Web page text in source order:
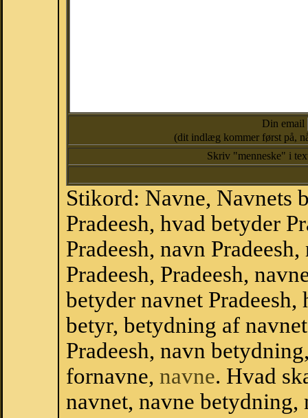
Din email
(dit indlæg kommer først på,
Skriv "menneske" i
Stikord: Navne, Navnets
Pradeesh, hvad betyder
Pradeesh, navn
Pradeesh, Pradeesh,
betyder navnet
betyr, betydning af
Pradeesh, navn
fornavne, navne. Hvad
navnet, navne